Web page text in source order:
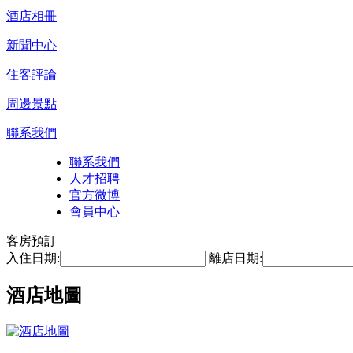
酒店相冊
新聞中心
住客評論
周邊景點
聯系我們
聯系我們
人才招聘
官方微博
會員中心
客房預訂
入住日期:
離店日期:
酒店地圖